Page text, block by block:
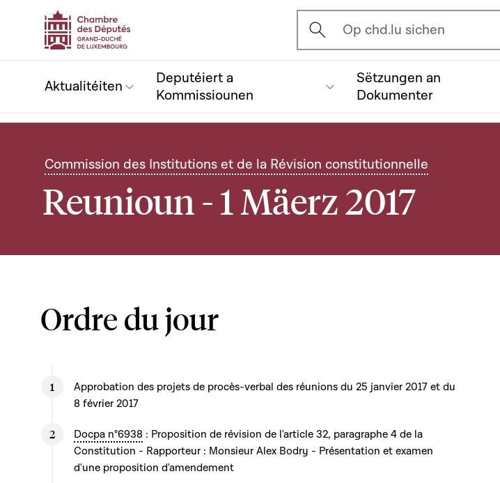
Ouvrir l'écran de recherche
Op chd.lu sichen
Aktualitéiten
Deputéiert a
Kommissiounen
Sëtzungen an
Dokumenter
Commission des Institutions et de la Révision constitutionnelle
Reunioun - 1 Mäerz 2017
Ordre du jour
Approbation des projets de procès-verbal des réunions du 25 janvier 2017 et du
8 février 2017
Docpa n°6938 : Proposition de révision de l'article 32, paragraphe 4 de la
Constitution - Rapporteur : Monsieur Alex Bodry - Présentation et examen
d'une proposition d'amendement